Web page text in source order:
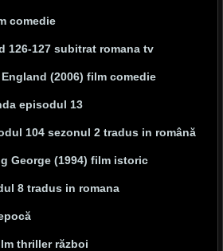
comedie
126-127 subitrat romana tv
(2006) film comedie
episodul 13
104 sezonul 2 tradus in română
George (1994) film istoric
8 tradus in romana
thriller război